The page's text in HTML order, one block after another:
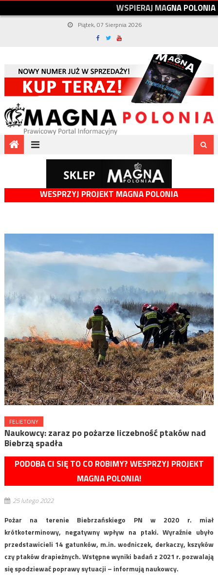
WSPIERAJMAGNAPOLONIA
Piątek, 07 Sierpnia 2026
WESPRZYJ PROJEKT MAGNA POLONIA
FELIETONY
Naukowcy: zaraz po pożarze liczebność ptaków nad
Biebrzą spadła
PODOBA CI SIĘ TO CO ROBIMY? WESPRZYJ PROJEKT
MAGNA POLONIA!
25 lutego 2022
Pożar na terenie Biebrzańskiego PN w 2020 r. miał
krótkoterminowy, negatywny wpływ na ptaki. Wyraźnie ubyło
przedstawicieli 14 gatunków, m.in. wodniczek, derkaczy, kszyków
czy ptaków drapieżnych. Wstępne wyniki badań z 2021 r. pozwalają
się spodziewać poprawy sytuacji – informują naukowcy.